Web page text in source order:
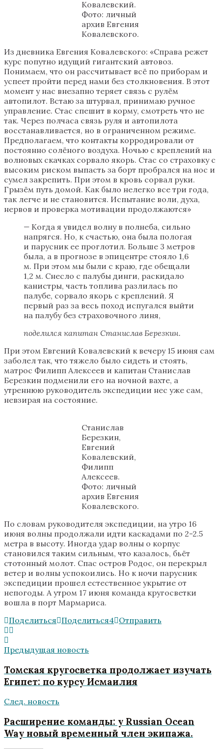
Ковалевский.
Фото: личный
архив Евгения
Ковалевского.
Из дневника Евгения Ковалевского: «Справа режет
курс попутно идущий гигантский автовоз.
Понимаем, что он рассчитывает всё по приборам и
успеет пройти перед нами без столкновения. В этот
момент у нас внезапно теряет связь с рулём
автопилот. Встаю за штурвал, принимаю ручное
управление. Стас спешит в корму, смотреть что не
так. Через полчаса связь руля и автопилота
восстанавливается, но в ограниченном режиме.
Предполагаем, что контакты корродировали от
постоянно солёного воздуха. Ночью с креплений на
волновых скачках сорвало якорь. Стас со страховку с
высоким риском выпасть за борт пробрался на нос и
сумел закрепить. При этом в кровь сорвал руки.
Грызём путь домой. Как было нелегко все три года,
так легче и не становится. Испытание воли, духа,
нервов и проверка мотивации продолжаются»
— Когда я увидел волну в полнеба, сильно
напрягся. Но, к счастью, она была пологая
и парусник ее проглотил. Больше 3 метров
была, а в прогнозе в эпицентре стояло 1,6
м. При этом мы были с краю, где обещали
1,2 м. Снесло с палубы динги, раскидало
канистры, часть топлива разлилась по
палубе, сорвало якорь с креплений. Я
первый раз за весь поход испугался выйти
на палубу без страховочного линя,
поделился капитан Станислав Березкин.
При этом Евгений Ковалевский к вечеру 15 июня сам
заболел так, что тяжело было сидеть и стоять,
матрос Филипп Алексеев и капитан Станислав
Березкин подменили его на ночной вахте, а
утреннюю руководитель экспедиции нес уже сам,
невзирая на состояние.
Станислав
Березкин,
Евгений
Ковалевский,
Филипп
Алексеев.
Фото: личный
архив Евгения
Ковалевского.
По словам руководителя экспедиции, на утро 16
июня волны продолжали идти каскадами по 2-2.5
метра в высоту. Иногда удар волны о корпус
становился таким сильным, что казалось, бьёт
стотонный молот. Спас остров Родос, он перекрыл
ветер и волны успокоились. Но к ночи парусник
экспедиции прошел естественное укрытие от
непогоды. А утром 17 июня команда кругосветки
вошла в порт Мармариса.
Поделиться Поделиться4 Отправить
Предыдущая новость
Томская кругосветка продолжает изучать
Египет: по курсу Исмаилия
След. новость
Расширение команды: у Russian Ocean
Way новый временный член экипажа.